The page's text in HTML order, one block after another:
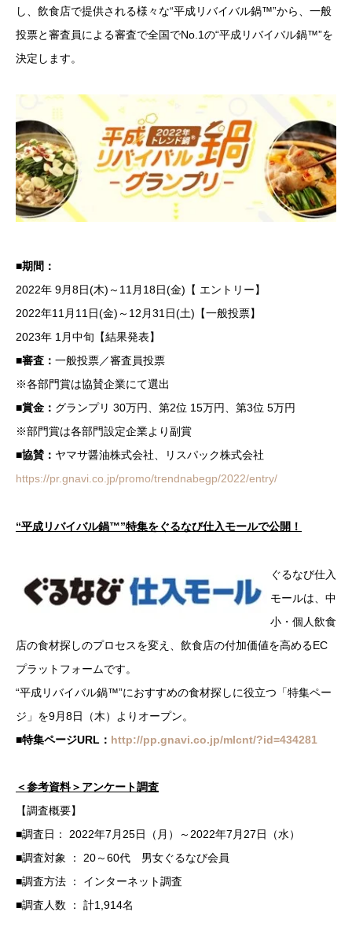
し、飲食店で提供される様々な“平成リバイバル鍋™”から、一般
投票と審査員による審査で全国でNo.1の“平成リバイバル鍋™”を
決定します。
■期間：
2022年 9月8日(木)～11月18日(金)【 エントリー】
2022年11月11日(金)～12月31日(土)【一般投票】
2023年 1月中旬【結果発表】
■審査： 一般投票／審査員投票
※各部門賞は協賛企業にて選出
■賞金： グランプリ 30万円、第2位 15万円、第3位 5万円
※部門賞は各部門設定企業より副賞
■協賛： ヤマサ醤油株式会社、リスパック株式会社
https://pr.gnavi.co.jp/promo/trendnabegp/2022/entry/
“平成リバイバル鍋™”特集をぐるなび仕入モールで公開！
ぐるなび仕入
モールは、中
小・個人飲食
店の食材探しのプロセスを変え、飲食店の付加価値を高めるEC
プラットフォームです。
“平成リバイバル鍋™”におすすめの食材探しに役立つ「特集ペー
ジ」を9月8日（木）よりオープン。
■特集ページURL： http://pp.gnavi.co.jp/mlcnt/?id=434281
＜参考資料＞アンケート調査
【調査概要】
■調査日： 2022年7月25日（月）～2022年7月27日（水）
■調査対象 ： 20～60代 男女ぐるなび会員
■調査方法 ： インターネット調査
■調査人数 ： 計1,914名